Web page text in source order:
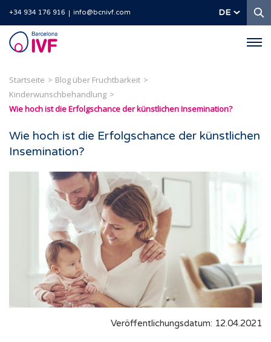
+34 934 176 916 info@bcnivf.com DE
Barcelona
IVF
Startseite
Blog über Fruchtbarkeit
Kinderwunschbehandlung
Wie hoch ist die Erfolgschance der künstlichen Insemination?
Wie hoch ist die Erfolgschance der künstlichen
Insemination?
Veröffentlichungsdatum: 12.04.2021